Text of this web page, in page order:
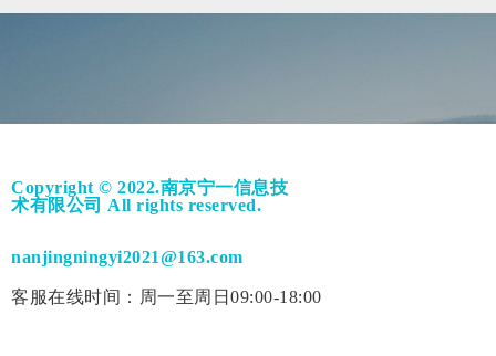
Copyright © 2022.南京宁一信息技
术有限公司 All rights reserved.
nanjingningyi2021@163.com
客服在线时间：周一至周日09:00-18:00